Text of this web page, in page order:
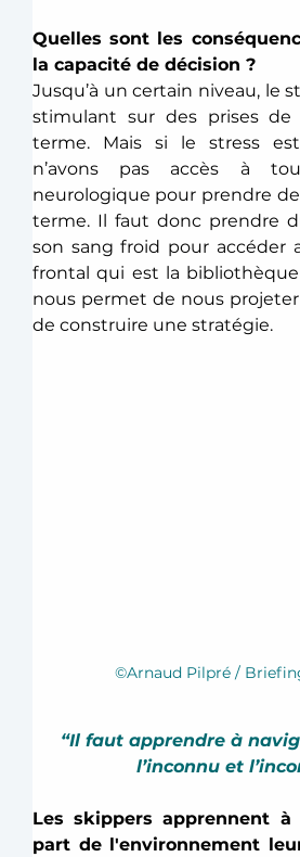
Quelles sont les
la capacité de décision ?
Jusqu’à un certain niveau, le
stimulant sur des prises de
terme. Mais si le stress
n’avons pas accès à
neurologique pour prendre
terme. Il faut donc prendre
son sang froid pour accéder
frontal qui est la
nous permet de nous
de construire une stratégie.
©Arnaud Pilpré /
“Il faut apprendre à
l’inconnu et
Les skippers apprennent à
part de l'environnement